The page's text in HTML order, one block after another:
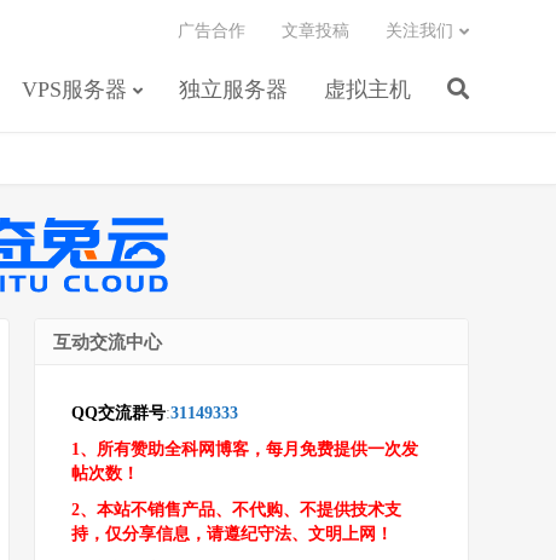
VPS服务器 独立服务器 虚拟主机
广告合作 文章投稿 关注我们
互动交流中心
QQ交流群号:31149333
1、所有赞助全科网博客，每月免费提供一次发
帖次数！
2、本站不销售产品、不代购、不提供技术支
持，仅分享信息，请遵纪守法、文明上网！